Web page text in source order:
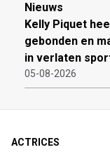
Nieuws
Kelly Piquet
gebonden en
in verlaten
05-08-2026
ACTRICES